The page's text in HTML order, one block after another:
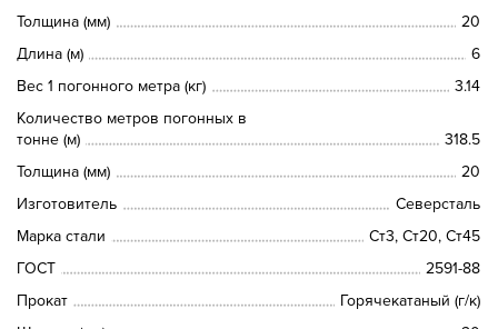
Толщина (мм)
20
Длина (м)
6
Вес 1 погонного метра (кг)
3.14
Количество метров погонных в
тонне (м)
318.5
Толщина (мм)
20
Изготовитель
Северсталь
Марка стали
Ст3, Ст20, Ст45
ГОСТ
2591-88
Прокат
Горячекатаный (г/к)